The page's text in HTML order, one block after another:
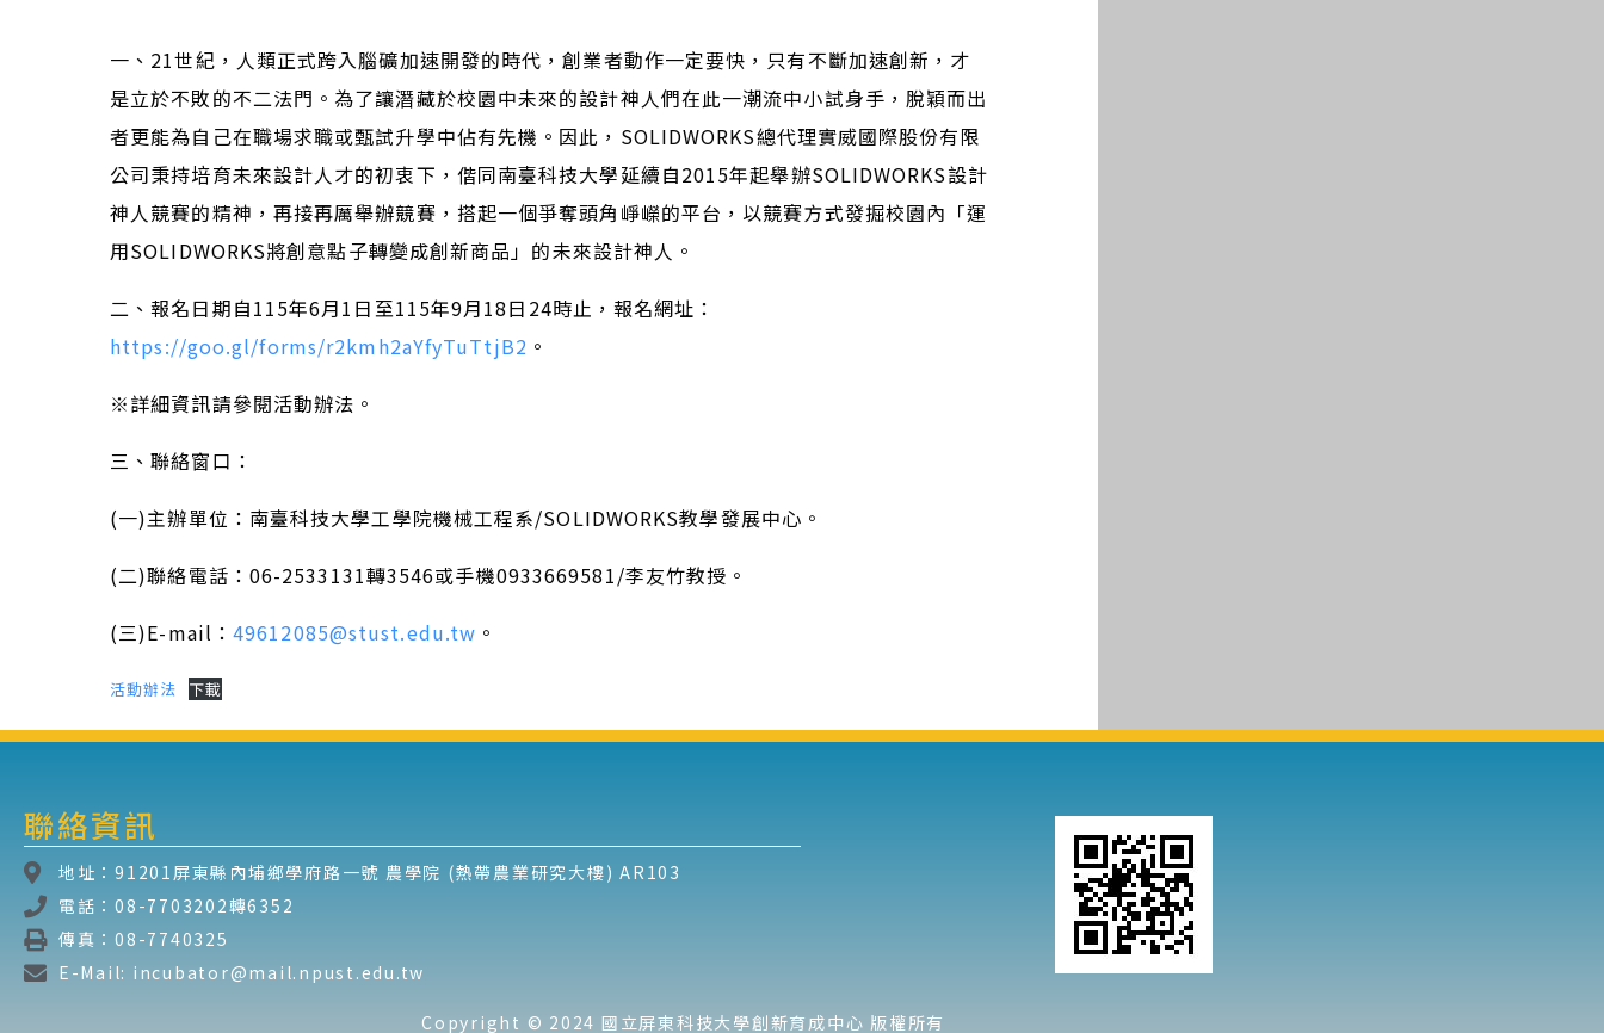
一、21世紀，人類正式跨入腦礦加速開發的時代，創業者動作一定要快，只有不斷加速創新，才
是立於不敗的不二法門。為了讓潛藏於校園中未來的設計神人們在此一潮流中小試身手，脫穎而出
者更能為自己在職場求職或甄試升學中佔有先機。因此，SOLIDWORKS總代理實威國際股份有限
公司秉持培育未來設計人才的初衷下，偕同南臺科技大學延續自2015年起舉辦SOLIDWORKS設計
神人競賽的精神，再接再厲舉辦競賽，搭起一個爭奪頭角崢嶸的平台，以競賽方式發掘校園內「運
用SOLIDWORKS將創意點子轉變成創新商品」的未來設計神人。
二、報名日期自115年6月1日至115年9月18日24時止，報名網址：
https://goo.gl/forms/r2kmh2aYfyTuTtjB2 。
※詳細資訊請參閱活動辦法。
三、聯絡窗口：
(一)主辦單位：南臺科技大學工學院機械工程系/SOLIDWORKS教學發展中心。
(二)聯絡電話：06-2533131轉3546或手機0933669581/李友竹教授。
(三)E-mail： 49612085@stust.edu.tw 。
活動辦法 下載
聯絡資訊
地址：91201屏東縣內埔鄉學府路一號 農學院 (熱帶農業研究大樓) AR103
電話：08-7703202轉6352
傳真：08-7740325
E-Mail: incubator@mail.npust.edu.tw
Copyright © 2024 國立屏東科技大學創新育成中心 版權所有